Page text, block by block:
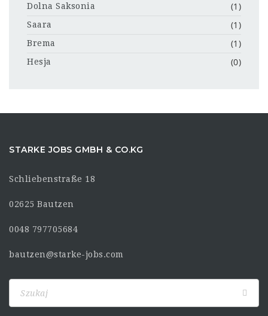
Dolna Saksonia (1)
Saara (1)
Brema (1)
Hesja (0)
STARKE JOBS GMBH & CO.KG
Schliebenstraße 18
02625 Bautzen
0048 797705684
bautzen@starke-jobs.com